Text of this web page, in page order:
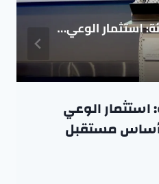
استثمار الوعي
أساس مستقبل